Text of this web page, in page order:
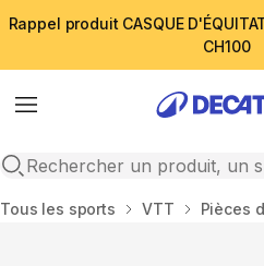
Rappel produit CASQUE
CH100
Menu
Open search
Accueil
Tous les sports VTT Pièces